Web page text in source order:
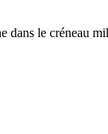
le créneau